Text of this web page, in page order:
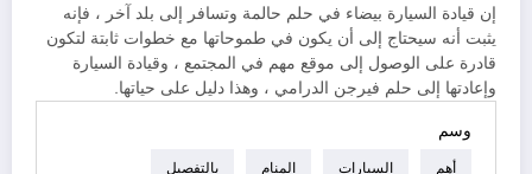
إن قيادة السيارة بيضاء في حلم حالمة وتسافر إلى بلد آخر ، فإنه
يثبت أنه سيحتاج إلى أن يكون في طموحاتها مع خطوات ثابتة لتكون
قادرة على الوصول إلى موقع مهم في المجتمع ، وقيادة السيارة
وإعادتها إلى حلم فيرجن الدرامي ، وهذا دليل على حياتها.
وسم
أهم السيارات المنام بالتفصيل